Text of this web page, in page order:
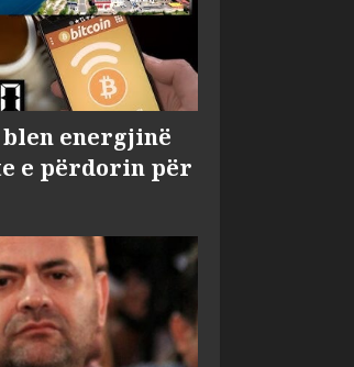
blen energjinë
e përdorin për